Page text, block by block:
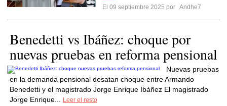
El 09 septiembre 2025 por Andhe7
Benedetti vs Ibáñez: choque por
nuevas pruebas en reforma pensional
Nuevas pruebas
en la demanda pensional desatan choque entre Armando
Benedetti y el magistrado Jorge Enrique Ibáñez El magistrado
Jorge Enrique...
Leer el resto